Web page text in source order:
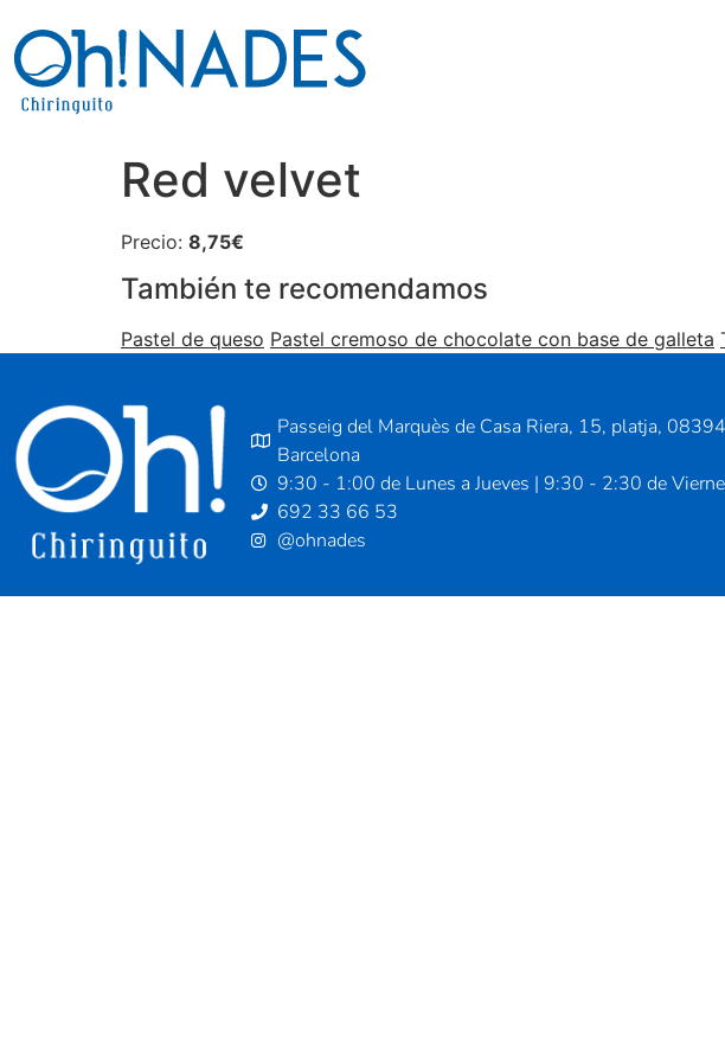
Red velvet
Precio: 8,75€
También te recomendamos
Pastel de queso Pastel cremoso de chocolate con base de galleta
Passeig del Marquès de Casa Riera, 15, platja,
Barcelona
9:30 - 1:00 de Lunes a Jueves | 9:30 - 2:30 de
692 33 66 53
@ohnades